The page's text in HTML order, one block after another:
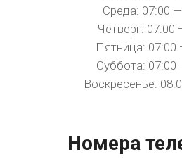
Среда: 07:00
Четверг: 07:00
Пятница: 07:00
Суббота: 07:00
Воскресенье:
Номера